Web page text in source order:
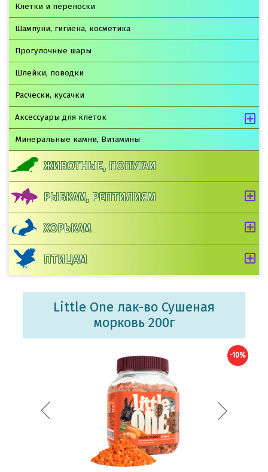
Клетки и переноски
Шампуни, гигиена, косметика
Прогулочные шары
Шлейки, поводки
Расчески, кусачки
Аксессуары для клеток
Минеральные камни, Витамины
ЖИВОТНЫЕ, ПОПУГАИ
РЫБКАМ, РЕПТИЛИЯМ
ХОРЬКАМ
ПТИЦАМ
Little One лак-во Сушеная
морковь 200г
-10%